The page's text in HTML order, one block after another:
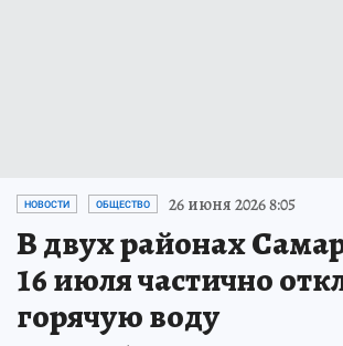
НОВОСТИ ОБЩЕСТВО 26 июня 2026 8:05
В двух районах
16 июля частично
горячую воду